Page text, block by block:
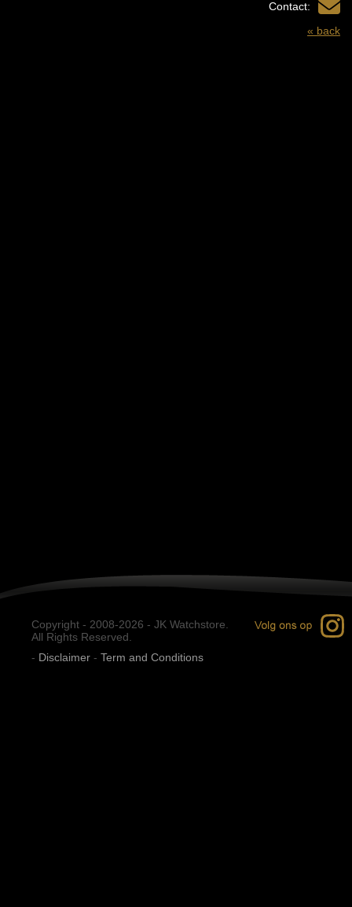
Contact:
« back
Copyright - 2008-2026 - JK Watchstore.
All Rights Reserved.
- Disclaimer - Term and Conditions